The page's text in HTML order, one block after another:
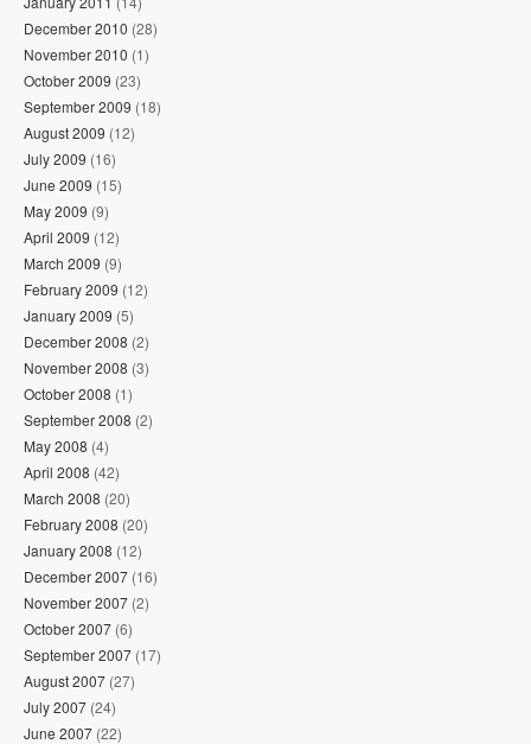
December 2010 (28)
November 2010 (1)
October 2009 (23)
September 2009 (18)
August 2009 (12)
July 2009 (16)
June 2009 (15)
May 2009 (9)
April 2009 (12)
March 2009 (9)
February 2009 (12)
January 2009 (5)
December 2008 (2)
November 2008 (3)
October 2008 (1)
September 2008 (2)
May 2008 (4)
April 2008 (42)
March 2008 (20)
February 2008 (20)
January 2008 (12)
December 2007 (16)
November 2007 (2)
October 2007 (6)
September 2007 (17)
August 2007 (27)
July 2007 (24)
June 2007 (22)